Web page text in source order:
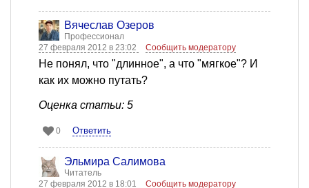
Вячеслав Озеров
Профессионал
27 февраля 2012 в 23:02
Сообщить модератору
Не понял, что "длинное", а что "мягкое"? И
как их можно путать?
Оценка статьи: 5
0 Ответить
Эльмира Салимова
Читатель
27 февраля 2012 в 18:01
Сообщить модератору